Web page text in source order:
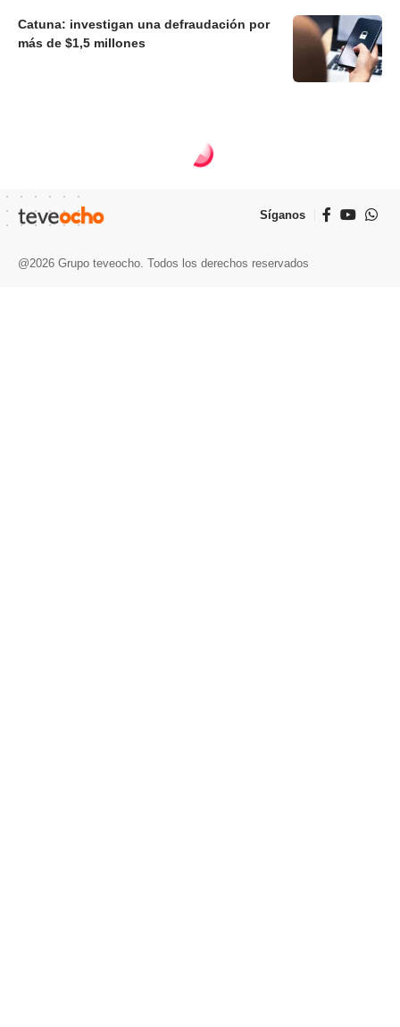
Catuna: investigan una defraudación por
más de $1,5 millones
Síganos
@2026 Grupo teveocho. Todos los derechos reservados